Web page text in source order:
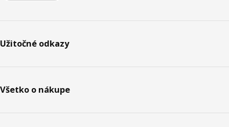
Užitočné odkazy
Všetko o nákupe